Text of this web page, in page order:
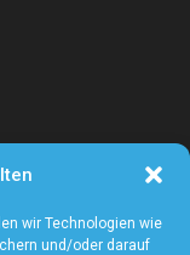
wir Technologien wie
und/oder darauf